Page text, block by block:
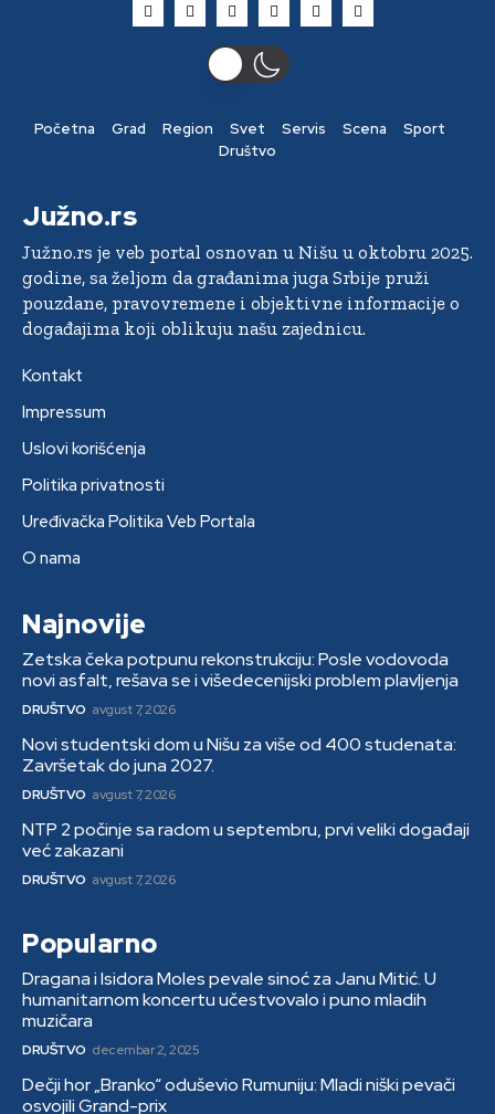
Početna Grad Region Svet Servis Scena
Sport
Društvo
Južno.rs
Južno.rs je veb portal osnovan u Nišu u oktobru 2025.
godine, sa željom da građanima juga Srbije pruži
pouzdane, pravovremene i objektivne informacije o
događajima koji oblikuju našu zajednicu.
Kontakt
Impressum
Uslovi korišćenja
Politika privatnosti
Uređivačka Politika Veb Portala
O nama
Najnovije
Zetska čeka potpunu rekonstrukciju: Posle vodovoda
novi asfalt, rešava se i višedecenijski problem plavljenja
DRUŠTVO avgust 7, 2026
Novi studentski dom u Nišu za više od 400 studenata:
Završetak do juna 2027.
DRUŠTVO avgust 7, 2026
NTP 2 počinje sa radom u septembru, prvi veliki događaji
već zakazani
DRUŠTVO avgust 7, 2026
Popularno
Dragana i Isidora Moles pevale sinoć za Janu Mitić. U
humanitarnom koncertu učestvovalo i puno mladih
muzičara
DRUŠTVO decembar 2, 2025
Dečji hor „Branko“ oduševio Rumuniju: Mladi niški pevači
osvojili Grand-prix